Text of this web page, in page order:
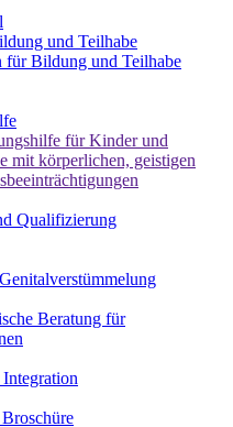
und Teilhabe
für Bildung und Teilhabe
für Kinder und
mit körperlichen, geistigen
Qualifizierung
Beratung für